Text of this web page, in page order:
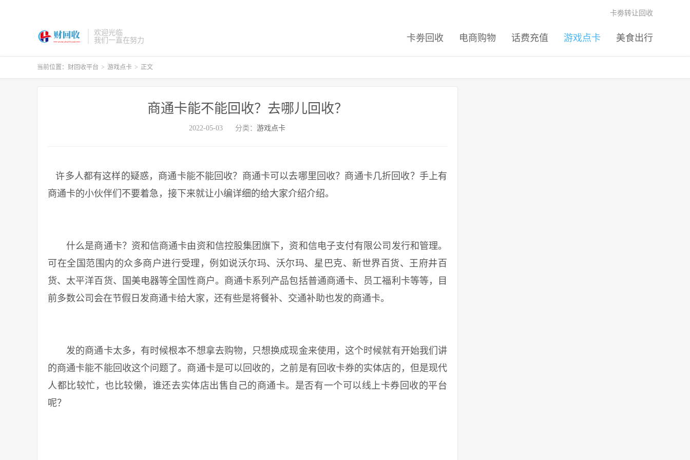
欢迎光临
我们一直在努力
卡劵回收 电商购物 话费充值 游戏点卡 美食出行
卡劵转让回收
当前位置： 财回收平台 > 游戏点卡 > 正文
商通卡能不能回收？去哪儿回收？
2022-05-03 分类： 游戏点卡
许多人都有这样的疑惑，商通卡能不能回收？商通卡可以去哪里回收？商通卡几折回收？手上有
商通卡的小伙伴们不要着急，接下来就让小编详细的给大家介绍介绍。
什么是商通卡？资和信商通卡由资和信控股集团旗下，资和信电子支付有限公司发行和管理。
可在全国范围内的众多商户进行受理，例如说沃尔玛、沃尔玛、星巴克、新世界百货、王府井百
货、太平洋百货、国美电器等全国性商户。商通卡系列产品包括普通商通卡、员工福利卡等等，目
前多数公司会在节假日发商通卡给大家，还有些是将餐补、交通补助也发的商通卡。
发的商通卡太多，有时候根本不想拿去购物，只想换成现金来使用，这个时候就有开始我们讲
的商通卡能不能回收这个问题了。商通卡是可以回收的，之前是有回收卡券的实体店的，但是现代
人都比较忙，也比较懒，谁还去实体店出售自己的商通卡。是否有一个可以线上卡券回收的平台
呢？